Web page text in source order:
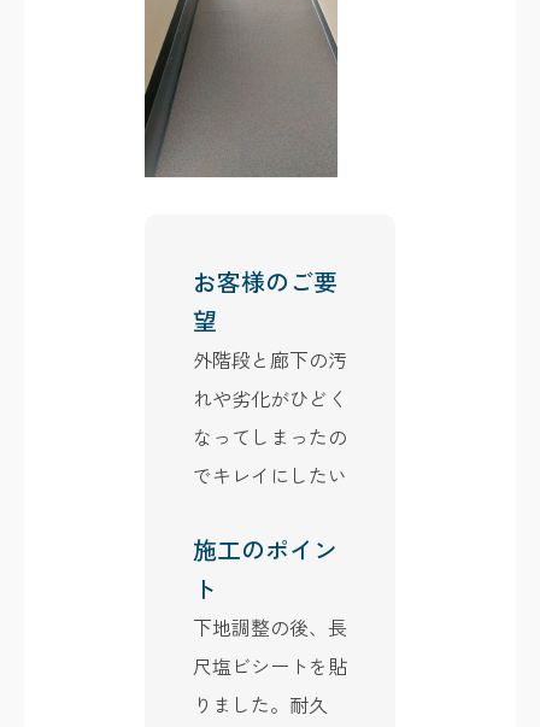
お客様のご要
望
外階段と廊下の汚
れや劣化がひどく
なってしまったの
でキレイにしたい
施工のポイン
ト
下地調整の後、長
尺塩ビシートを貼
りました。耐久